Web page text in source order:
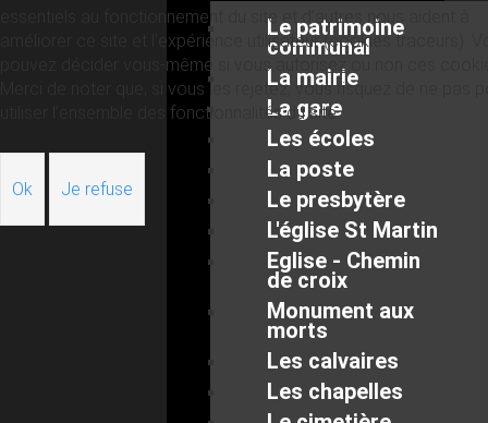
Le patrimoine
communal
La mairie
La gare
Les écoles
La poste
Le presbytère
L'église St Martin
Eglise - Chemin
de croix
Monument aux
morts
Les calvaires
Les chapelles
essentiels au fonctionnement du site et d’autres nous aident à
améliorer ce site et l’expérience utilisateur (cookies traceurs).
pouvez décider vous-même si vous autorisez ou non ces
Merci de noter que, si vous les rejetez, vous risquez de ne pas
utiliser l’ensemble des fonctionnalités du site.
Ok Je refuse